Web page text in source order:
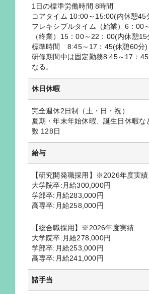
1日の標準労働時間 8時間
コアタイム 10:00～15:00(内休憩45
フレキシブルタイム（始業）6：00
（終業）15：00～22：00(内休憩15
標準時間 8:45～17：45(休憩60分)
研修期間中は固定勤務8:45～17：
なる。
休日休暇
完全週休2日制（土・日・祝）
夏期・年末年始休暇、誕生日休暇な
数 128日
給与
【研究開発職採用】※2026年度実績
大学院卒:月給300,000円
学部卒:月給283,000円
高専卒:月給258,000円
【総合職採用】※2026年度実績
大学院卒:月給278,000円
学部卒:月給253,000円
高専卒:月給241,000円
諸手当